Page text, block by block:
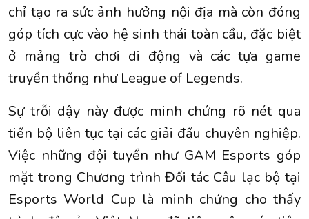
chỉ tạo ra sức ảnh hưởng nội địa mà còn đóng
góp tích cực vào hệ sinh thái toàn cầu, đặc biệt
ở mảng trò chơi di động và các tựa game
truyền thống như League of Legends.
Sự trỗi dậy này được minh chứng rõ nét qua
tiến bộ liên tục tại các giải đấu chuyên nghiệp.
Việc những đội tuyển như GAM Esports góp
mặt trong Chương trình Đối tác Câu lạc bộ tại
Esports World Cup là minh chứng cho thấy